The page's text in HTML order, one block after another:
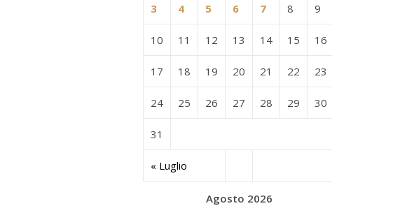
Agosto 2026
« Luglio
3 4 5 6 7 8 9
10 11 12 13 14 15 16
17 18 19 20 21 22 23
24 25 26 27 28 29 30
31